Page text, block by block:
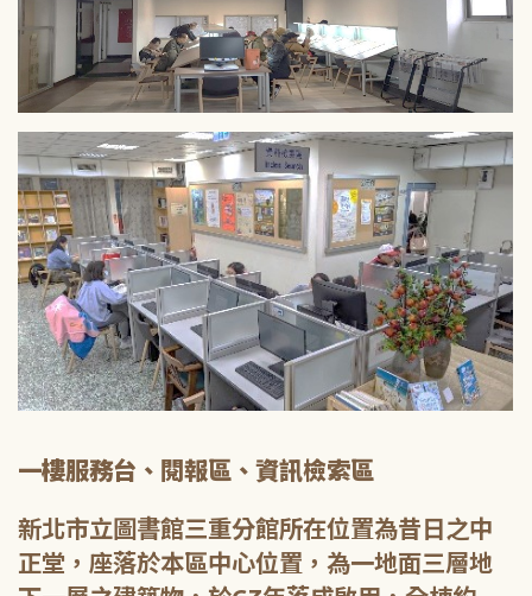
一樓服務台、閱報區、資訊檢索區
新北市立圖書館三重分館所在位置為昔日之中
正堂，座落於本區中心位置，為一地面三層地